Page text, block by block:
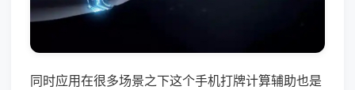
同时应用在很多场景之下这个手机打牌计算辅助也是